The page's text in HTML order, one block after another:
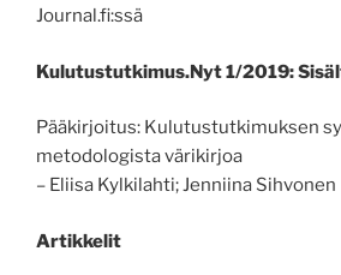
Journal.fi:ssä
Kulutustutkimus.Nyt 1/2019:
Pääkirjoitus: Kulutustutkimuksen
metodologista värikirjoa
– Eliisa Kylkilahti; Jenniina Sihvonen
Artikkelit